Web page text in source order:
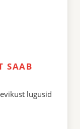
SAAB
lugusid